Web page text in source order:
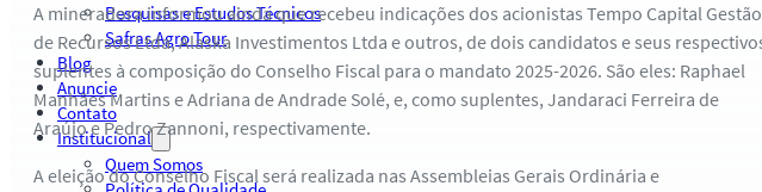
Pesquisas e Estudos Técnicos
Safras Agro Tour
Blog
Anuncie
Contato
Institucional
Quem Somos
A mineradora informou ainda que recebeu indicações dos acionistas Tempo Capital Gestão
de Recursos Ltda, Alaska Investimentos Ltda e outros, de dois candidatos e seus
suplentes à composição do Conselho Fiscal para o mandato 2025-2026. São eles: Raphael
Manhães Martins e Adriana de Andrade Solé, e, como suplentes, Jandaraci Ferreira de
Araújo e Pedro Zannoni, respectivamente.
A eleição do Conselho Fiscal será realizada nas Assembleias Gerais Ordinária e